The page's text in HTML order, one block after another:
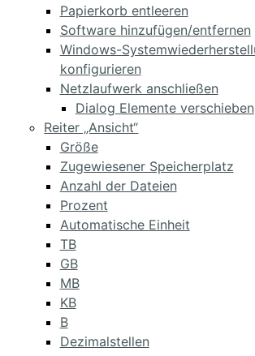
Papierkorb entleeren
Software hinzufügen/entfernen
Windows-
konfigurieren
Netzlaufwerk anschließen
Dialog Elemente verschieben
Reiter „Ansicht“
Größe
Zugewiesener Speicherplatz
Anzahl der Dateien
Prozent
Automatische Einheit
TB
GB
MB
KB
B
Dezimalstellen